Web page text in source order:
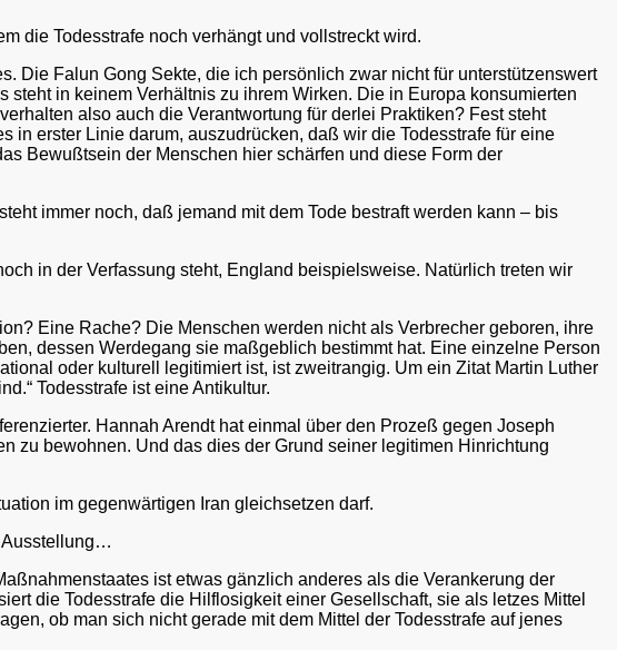
die Todesstrafe noch verhängt und vollstreckt wird.
Die Falun Gong Sekte, die ich persönlich zwar nicht für unterstützenswert
in keinem Verhältnis zu ihrem Wirken. Die in Europa konsumierten
also auch die Verantwortung für derlei Praktiken? Fest steht
in erster Linie darum, auszudrücken, daß wir die Todesstrafe für eine
Bewußtsein der Menschen hier schärfen und diese Form der
immer noch, daß jemand mit dem Tode bestraft werden kann – bis
in der Verfassung steht, England beispielsweise. Natürlich treten wir
Eine Rache? Die Menschen werden nicht als Verbrecher geboren, ihre
dessen Werdegang sie maßgeblich bestimmt hat. Eine einzelne Person
oder kulturell legitimiert ist, ist zweitrangig. Um ein Zitat Martin Luther
Todesstrafe ist eine Antikultur.
Hannah Arendt hat einmal über den Prozeß gegen Joseph
zu bewohnen. Und das dies der Grund seiner legitimen Hinrichtung
im gegenwärtigen Iran gleichsetzen darf.
Ausstellung…
ist etwas gänzlich anderes als die Verankerung der
die Todesstrafe die Hilflosigkeit einer Gesellschaft, sie als letzes Mittel
ob man sich nicht gerade mit dem Mittel der Todesstrafe auf jenes